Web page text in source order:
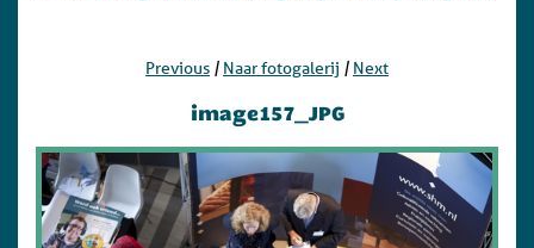
Previous | Naar fotogalerij | Next
image157_JPG